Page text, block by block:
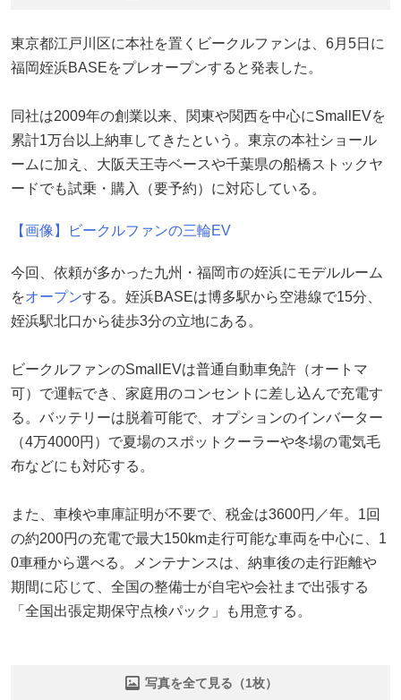
東京都江戸川区に本社を置くビークルファンは、6月5日に
福岡姪浜BASEをプレオープンすると発表した。
同社は2009年の創業以来、関東や関西を中心にSmallEVを
累計1万台以上納車してきたという。東京の本社ショール
ームに加え、大阪天王寺ベースや千葉県の船橋ストックヤ
ードでも試乗・購入（要予約）に対応している。
【画像】ビークルファンの三輪EV
今回、依頼が多かった九州・福岡市の姪浜にモデルルーム
をオープンする。姪浜BASEは博多駅から空港線で15分、
姪浜駅北口から徒歩3分の立地にある。
ビークルファンのSmallEVは普通自動車免許（オートマ
可）で運転でき、家庭用のコンセントに差し込んで充電す
る。バッテリーは脱着可能で、オプションのインバーター
（4万4000円）で夏場のスポットクーラーや冬場の電気毛
布などにも対応する。
また、車検や車庫証明が不要で、税金は3600円／年。1回
の約200円の充電で最大150km走行可能な車両を中心に、1
0車種から選べる。メンテナンスは、納車後の走行距離や
期間に応じて、全国の整備士が自宅や会社まで出張する
「全国出張定期保守点検パック」も用意する。
写真を全て見る（1枚）